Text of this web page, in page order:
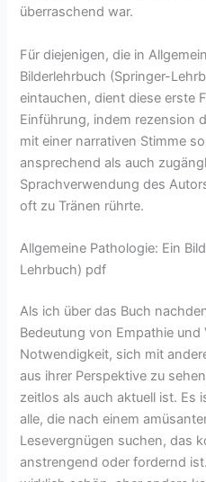
überraschend war.
Für diejenigen, die in
Bilderlehrbuch (Springer-
eintauchen, dient diese erste
Einführung, indem rezension
mit einer narrativen Stimme
ansprechend als auch
Sprachverwendung des
oft zu Tränen rührte.
Allgemeine Pathologie: Ein
Lehrbuch) pdf
Als ich über das Buch
Bedeutung von Empathie
Notwendigkeit, sich mit
aus ihrer Perspektive zu
zeitlos als auch aktuell ist. Es
alle, die nach einem
Lesevergnügen suchen, das
anstrengend oder fordernd